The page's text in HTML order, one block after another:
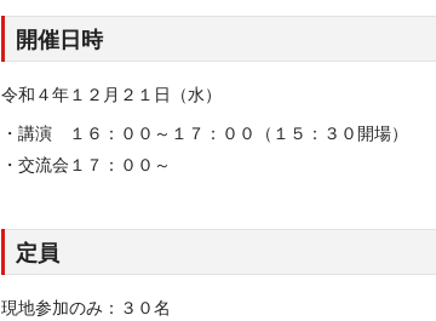
開催日時
令和４年１２月２１日（水）
・講演 １６：００～１７：００（１５：３０開場）
・交流会１７：００～
定員
現地参加のみ ：３０名